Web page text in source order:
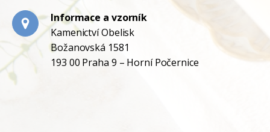
Informace a vzorník
Kamenictví Obelisk
Božanovská 1581
193 00 Praha 9 – Horní Počernice